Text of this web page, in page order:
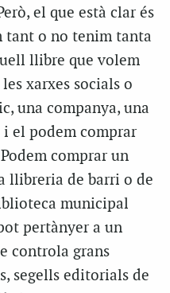
el que està clar és
tant o no tenim tanta
llibre que volem
xarxes socials o
una companya, una
el podem comprar
comprar un
llibreria de barri o de
municipal
pertànyer a un
controla grans
segells editorials de